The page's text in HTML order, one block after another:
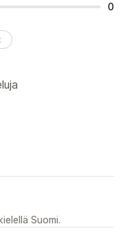
0
Suomi.